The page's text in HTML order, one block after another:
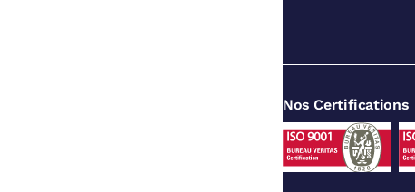
Nos Certifications